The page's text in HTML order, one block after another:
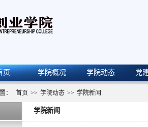
页 学院概况 学院动态 党
： 首页 >> 学院动态 >> 学院新闻
学院新闻